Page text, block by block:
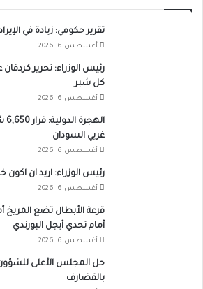
تقرير حكومي: زيادة في
أغسطس 6, 2026
رئيس الوزراء: تحرير
كل شبر
أغسطس 6, 2026
غربي السودان
أغسطس 6, 2026
رئيس الوزراء: اريد ان
أغسطس 6, 2026
قرعة الأبطال تضع المريخ
أمام تحدي أيجل البورندي
أغسطس 6, 2026
حل المجلس الأعلى للشؤون
بالقضارف